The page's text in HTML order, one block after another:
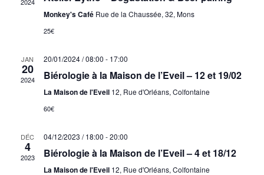
de
Monkey's Café Rue de la Chaussée, 32, Mons
25€
JAN
20
2024
20/01/2024 / 08:00 - 17:00
Biérologie à la Maison de l’Eveil – 12 et 19/02
La Maison de l'Eveil 12, Rue d'Orléans, Colfontaine
60€
DÉC
4
2023
04/12/2023 / 18:00 -20:00
Biérologie à la Maison de l’Eveil – 4 et 18/12
La Maison de l'Eveil 12, Rue d'Orléans, Colfontaine